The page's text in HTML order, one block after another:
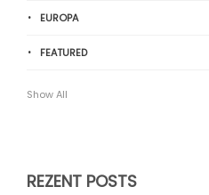
EUROPA
FEATURED
Show All
REZENT POSTS